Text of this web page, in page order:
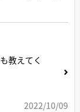
教えてく
2022/10/09